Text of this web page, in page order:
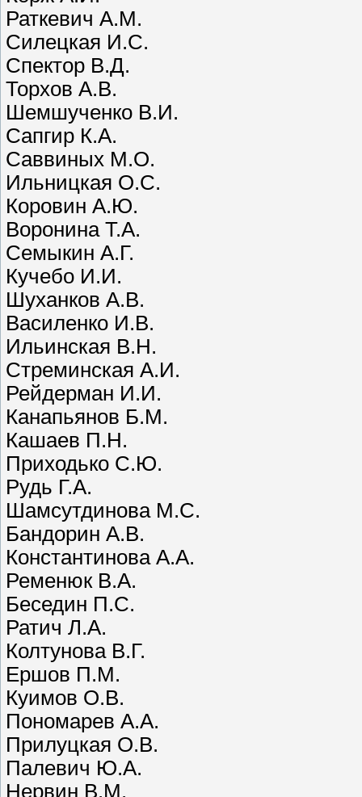
Раткевич А.М.
Силецкая И.С.
Спектор В.Д.
Торхов А.В.
Шемшученко В.И.
Сапгир К.А.
Саввиных М.О.
Ильницкая О.С.
Коровин А.Ю.
Воронина Т.А.
Семыкин А.Г.
Кучебо И.И.
Шуханков А.В.
Василенко И.В.
Ильинская В.Н.
Стреминская А.И.
Рейдерман И.И.
Канапьянов Б.М.
Кашаев П.Н.
Приходько С.Ю.
Рудь Г.А.
Шамсутдинова М.С.
Бандорин А.В.
Константинова А.А.
Ременюк В.А.
Беседин П.С.
Ратич Л.А.
Колтунова В.Г.
Ершов П.М.
Куимов О.В.
Пономарев А.А.
Прилуцкая О.В.
Палевич Ю.А.
Нервин В.М.